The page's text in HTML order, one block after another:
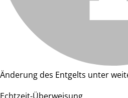
Änderung des Entgelts unter